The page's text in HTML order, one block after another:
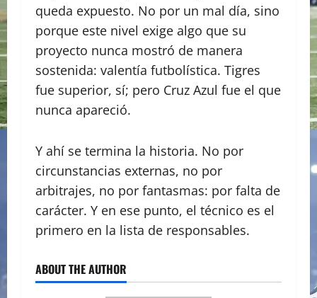
queda expuesto. No por un mal día, sino
porque este nivel exige algo que su
proyecto nunca mostró de manera
sostenida: valentía futbolística. Tigres
fue superior, sí; pero Cruz Azul fue el que
nunca apareció.
Y ahí se termina la historia. No por
circunstancias externas, no por
arbitrajes, no por fantasmas: por falta de
carácter. Y en ese punto, el técnico es el
primero en la lista de responsables.
ABOUT THE AUTHOR